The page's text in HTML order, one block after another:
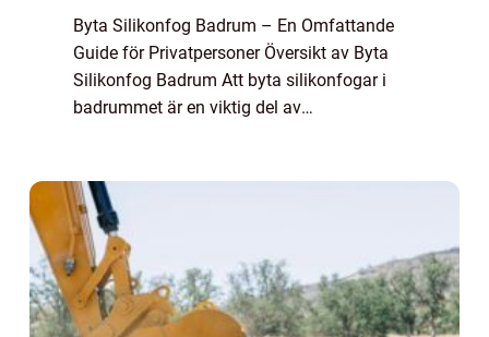
Byta Silikonfog Badrum – En Omfattande
Guide för Privatpersoner Översikt av Byta
Silikonfog Badrum Att byta silikonfogar i
badrummet är en viktig del av
Silikonfogar är ...